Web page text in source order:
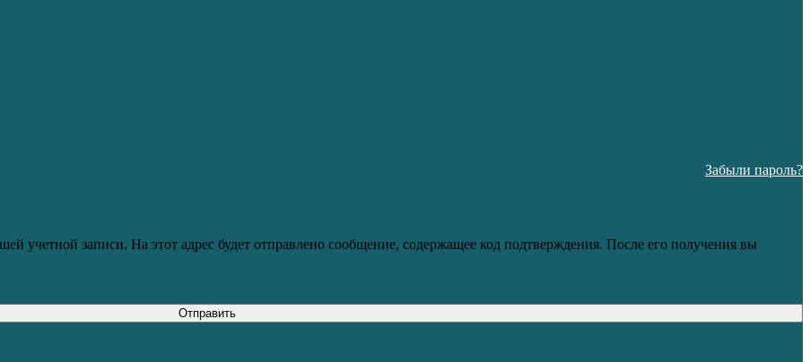
Забыли пароль?
учетной записи. На этот адрес будет отправлено сообщение, содержащее код подтверждения. После его получения вы
Отправить